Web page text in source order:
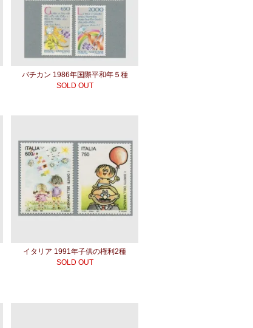
バチカン 1986年国際平和年５種
SOLD OUT
イタリア 1991年子供の権利2種
SOLD OUT